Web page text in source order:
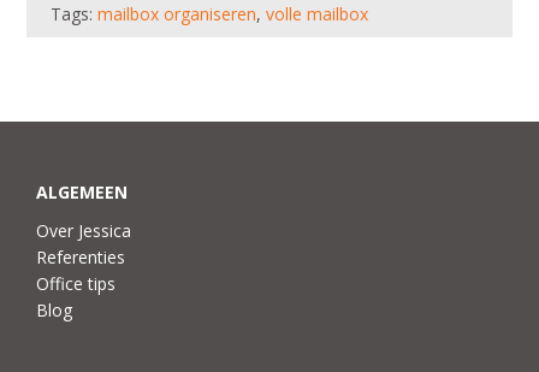
Tags:mailbox organiseren,volle mailbox
ALGEMEEN
Over Jessica
Referenties
Office tips
Blog